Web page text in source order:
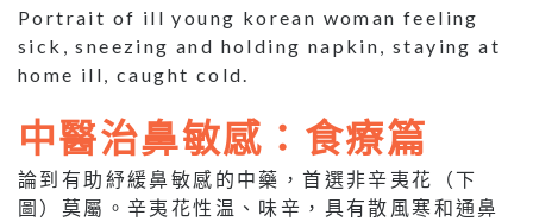
Portrait of ill young korean woman feeling
sick, sneezing and holding napkin, staying at
home ill, caught cold.
中醫治鼻敏感：食療篇
論到有助紓緩鼻敏感的中藥，首選非辛夷花（下
圖）莫屬。辛夷花性温、味辛，具有散風寒和通鼻